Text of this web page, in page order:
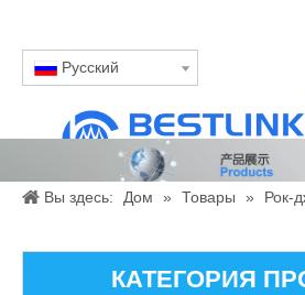
Pусский
Вы здесь: Дом » Товары » Рок-
КАТЕГОРИЯ